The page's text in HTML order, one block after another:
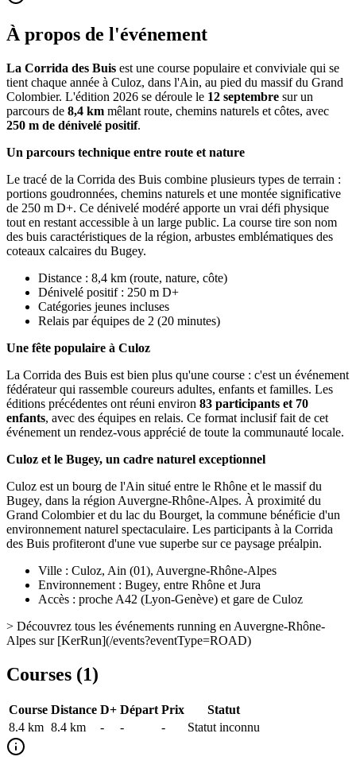
À propos de l'événement
La Corrida des Buis est une course populaire et conviviale qui se
tient chaque année à Culoz, dans l'Ain, au pied du massif du Grand
Colombier. L'édition 2026 se déroule le 12 septembre sur un
parcours de 8,4 km mêlant route, chemins naturels et côtes, avec
250 m de dénivelé positif.
Un parcours technique entre route et nature
Le tracé de la Corrida des Buis combine plusieurs types de terrain :
portions goudronnées, chemins naturels et une montée significative
de 250 m D+. Ce dénivelé modéré apporte un vrai défi physique
tout en restant accessible à un large public. La course tire son nom
des buis caractéristiques de la région, arbustes emblématiques des
coteaux calcaires du Bugey.
Distance : 8,4 km (route, nature, côte)
Dénivelé positif : 250 m D+
Catégories jeunes incluses
Relais par équipes de 2 (20 minutes)
Une fête populaire à Culoz
La Corrida des Buis est bien plus qu'une course : c'est un événement
fédérateur qui rassemble coureurs adultes, enfants et familles. Les
éditions précédentes ont réuni environ 83 participants et 70
enfants, avec des équipes en relais. Ce format inclusif fait de cet
événement un rendez-vous apprécié de toute la communauté locale.
Culoz et le Bugey, un cadre naturel exceptionnel
Culoz est un bourg de l'Ain situé entre le Rhône et le massif du
Bugey, dans la région Auvergne-Rhône-Alpes. À proximité du
Grand Colombier et du lac du Bourget, la commune bénéficie d'un
environnement naturel spectaculaire. Les participants à la Corrida
des Buis profiteront d'une vue superbe sur ce paysage préalpin.
Ville : Culoz, Ain (01), Auvergne-Rhône-Alpes
Environnement : Bugey, entre Rhône et Jura
Accès : proche A42 (Lyon-Genève) et gare de Culoz
> Découvrez tous les événements running en Auvergne-Rhône-
Alpes sur [KerRun](/events?eventType=ROAD)
Courses (1)
Course Distance D+ Départ Prix
Statut
8.4 km 8.4 km - - - Statut inconnu